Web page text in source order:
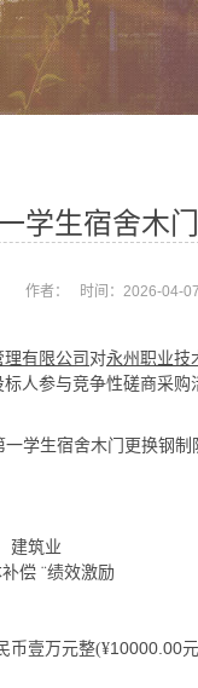
学生宿舍木
作者： 时间：2026-04-
有限公司对永州职业技
标人参与竞争性磋商采购
学生宿舍木门更换钢制
建筑业
偿 ¨绩效激励
币壹万元整(¥10000.00元